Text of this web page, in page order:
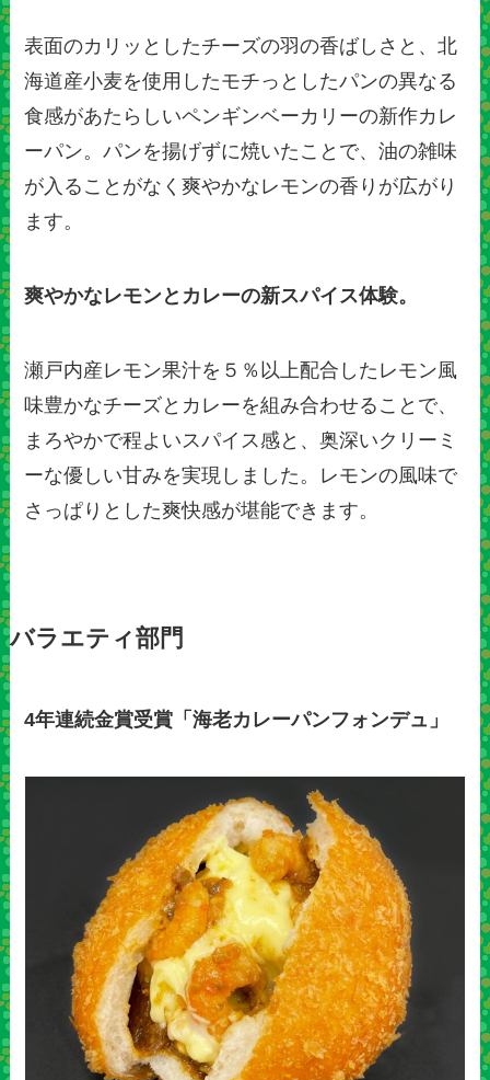
表面のカリッとしたチーズの羽の香ばしさと、北
海道産小麦を使用したモチっとしたパンの異なる
食感があたらしいペンギンベーカリーの新作カレ
ーパン。パンを揚げずに焼いたことで、油の雑味
が入ることがなく爽やかなレモンの香りが広がり
ます。
爽やかなレモンとカレーの新スパイス体験。
瀬戸内産レモン果汁を５％以上配合したレモン風
味豊かなチーズとカレーを組み合わせることで、
まろやかで程よいスパイス感と、奥深いクリーミ
ーな優しい甘みを実現しました。レモンの風味で
さっぱりとした爽快感が堪能できます。
バラエティ部門
4年連続金賞受賞「海老カレーパンフォンデュ」